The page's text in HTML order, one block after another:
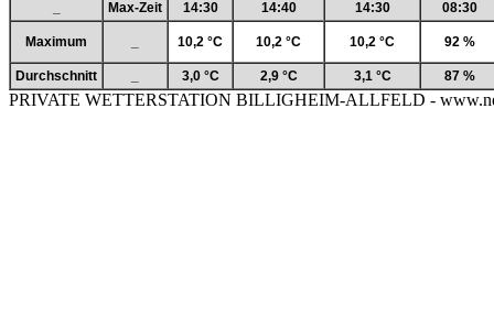
Max-Zeit 14:30 14:40 14:30 08:30
Maximum 10,2 °C 10,2 °C 10,2 °C 92 %
Durchschnitt 3,0 °C 2,9 °C 3,1 °C 87 %
PRIVATE WETTERSTATION BILLIGHEIM-ALLFELD -